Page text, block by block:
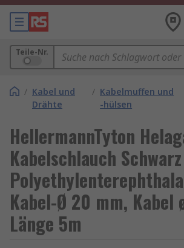
Teile-Nr.
/ Kabel und
Drähte
/ Kabelmuffen und
-hülsen
HellermannTyton
Kabelschlauch Schwarz
Kabel-Ø 20 mm, Kabel
Länge 5m